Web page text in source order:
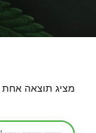
מציג תוצאה אחת